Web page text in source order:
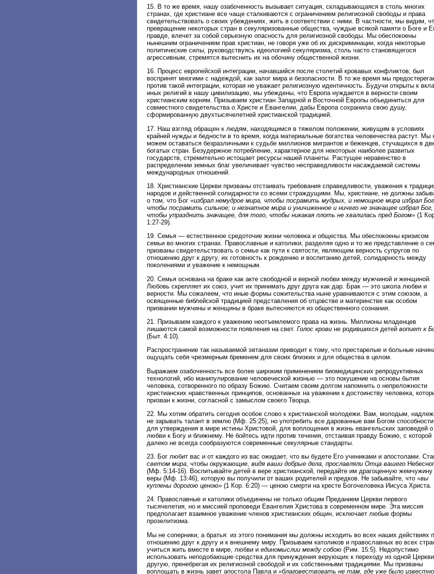
15. В то же время, нашу озабоченность вызывает ситуация, складывающаяся в столь многих
странах, где христиане все чаще сталкиваются с ограничением религиозной свободы и права
свидетельствовать о своих убеждениях, жить в соответствии с ними. В частности, мы видим,
превращение некоторых стран в секуляризованные общества, чуждые всякой памяти о Боге и
правде, влечет за собой серьезную опасность для религиозной свободы. Мы обеспокоены
нынешним ограничением прав христиан, не говоря уже об их дискриминации, когда некоторые
политические силы, руководствуясь идеологией секуляризма, столь часто становящегося
агрессивным, стремятся вытеснить их на обочину общественной жизни.
16. Процесс европейской интеграции, начавшийся после столетий кровавых конфликтов, был
воспринят многими с надеждой, как залог мира и безопасности. В то же время мы
против такой интеграции, которая не уважает религиозную идентичность. Будучи открыты к
иных религий в нашу цивилизацию, мы убеждены, что Европа нуждается в верности своим
христианским корням. Призываем христиан Западной и Восточной Европы объединиться для
совместного свидетельства о Христе и Евангелии, дабы Европа сохранила свою душу,
сформированную двухтысячелетней христианской традицией.
17. Наш взгляд обращен к людям, находящимся в тяжелом положении, живущим в условиях
крайней нужды и бедности в то время, когда материальные богатства человечества растут. Мы
можем оставаться безразличными к судьбе миллионов мигрантов и беженцев, стучащихся в
богатых стран. Безудержное потребление, характерное для некоторых наиболее развитых
государств, стремительно истощает ресурсы нашей планеты. Растущее неравенство в
распределении земных благ увеличивает чувство несправедливости насаждаемой системы
международных отношений.
18. Христианские Церкви призваны отстаивать требования справедливости, уважения к
народов и действенной солидарности со всеми страждущими. Мы, христиане, не должны
о том, что Бог «избрал немудрое мира, чтобы посрамить мудрых, и немощное мира избрал Бог,
чтобы посрамить сильное; и незнатное мира и уничиженное и ничего не значащее избрал Бог,
чтобы упразднить значащее, для того, чтобы никакая плоть не хвалилась пред Богом» (1
1:27-29).
19. Семья — естественное средоточие жизни человека и общества. Мы обеспокоены кризисом
семьи во многих странах. Православные и католики, разделяя одно и то же представление о
призваны свидетельствовать о семье как пути к святости, являющем верность супругов по
отношению друг к другу, их готовность к рождению и воспитанию детей, солидарность между
поколениями и уважение к немощным.
20. Семья основана на браке как акте свободной и верной любви между мужчиной и женщиной.
Любовь скрепляет их союз, учит их принимать друг друга как дар. Брак — это школа любви и
верности. Мы сожалеем, что иные формы сожительства ныне уравниваются с этим союзом, а
освященные библейской традицией представления об отцовстве и материнстве как особом
призвании мужчины и женщины в браке вытесняются из общественного сознания.
21. Призываем каждого к уважению неотъемлемого права на жизнь. Миллионы младенцев
лишаются самой возможности появления на свет. Голос крови не родившихся детей вопиет к
(Быт. 4:10).
Распространение так называемой эвтаназии приводит к тому, что престарелые и больные
ощущать себя чрезмерным бременем для своих близких и для общества в целом.
Выражаем озабоченность все более широким применением биомедицинских репродуктивных
технологий, ибо манипулирование человеческой жизнью — это покушение на основы бытия
человека, сотворенного по образу Божию. Считаем своим долгом напомнить о непреложности
христианских нравственных принципов, основанных на уважении к достоинству человека,
призван к жизни, согласной с замыслом своего Творца.
22. Мы хотим обратить сегодня особое слово к христианской молодежи. Вам, молодым,
не зарывать талант в землю (Мф. 25:25), но употребить все дарованные вам Богом способности
для утверждения в мире истины Христовой, для воплощения в жизнь евангельских заповедей о
любви к Богу и ближнему. Не бойтесь идти против течения, отстаивая правду Божию, с которой
далеко не всегда сообразуются современные секулярные стандарты.
23. Бог любит вас и от каждого из вас ожидает, что вы будете Его учениками и апостолами.
светом мира, чтобы окружающие, видя ваши добрые дела, прославляли Отца вашего
(Мф. 5:14-16). Воспитывайте детей в вере христианской, передайте им драгоценную жемчужину
веры (Мф. 13:46), которую вы получили от ваших родителей и предков. Не забывайте, что «вы
куплены дорогою ценою» (1 Кор. 6:20) — ценою смерти на кресте Богочеловека Иисуса Христа.
24. Православные и католики объединены не только общим Преданием Церкви первого
тысячелетия, но и миссией проповеди Евангелия Христова в современном мире. Эта миссия
предполагает взаимное уважение членов христианских общин, исключает любые формы
прозелитизма.
Мы не соперники, а братья: из этого понимания мы должны исходить во всех наших действиях
отношению друг к другу и к внешнему миру. Призываем католиков и православных во всех
учиться жить вместе в мире, любви и единомыслии между собою (Рим. 15:5). Недопустимо
использовать неподобающие средства для принуждения верующих к переходу из одной
другую, пренебрегая их религиозной свободой и их собственными традициями. Мы призваны
воплощать в жизнь завет апостола Павла и «благовествовать не там, где уже было известно